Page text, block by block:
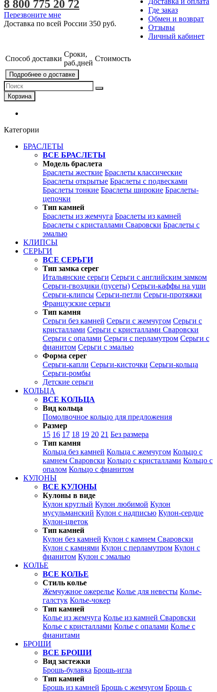
Где заказ
Обмен и возврат
Отзывы
Личный кабинет
8 800 775 20 72
Перезвоните мне
Доставка по всей России 350 руб.
Способ доставки
Сроки,
раб.дней
Стоимость
Подробнее о доставке
Корзина
Категории
БРАСЛЕТЫ
ВСЕ БРАСЛЕТЫ
Модель браслета
Браслеты жесткие Браслеты классические
Браслеты открытые Браслеты с подвесками
Браслеты тонкие Браслеты широкие Браслеты-
цепочки
Тип камней
Браслеты из жемчуга Браслеты из камней
Браслеты с кристаллами Сваровски Браслеты с
эмалью
КЛИПСЫ
СЕРЬГИ
ВСЕ СЕРЬГИ
Тип замка серег
Итальянские серьги Серьги с английским замком
Серьги-гвоздики (пусеты) Серьги-каффы на уши
Серьги-клипсы Серьги-петли Серьги-протяжки
Французские серьги
Тип камня
Серьги без камней Серьги с жемчугом Серьги с
кристаллами Серьги с кристаллами Сваровски
Серьги с опалами Серьги с перламутром Серьги с
фианитом Серьги с эмалью
Форма серег
Серьги-капли Серьги-кисточки Серьги-кольца
Серьги-ромбы
Детские серьги
КОЛЬЦА
ВСЕ КОЛЬЦА
Вид кольца
Помолвочное кольцо для предложения
Размер
15 16 17 18 19 20 21 Без размера
Тип камня
Кольца без камней Кольца с жемчугом Кольцо с
камнем Сваровски Кольцо с кристаллами Кольцо с
опалом Кольцо с фианитом
КУЛОНЫ
ВСЕ КУЛОНЫ
Кулоны в виде
Кулон круглый Кулон любимой Кулон
мусульманский Кулон с надписью Кулон-сердце
Кулон-цветок
Тип камней
Кулон без камней Кулон с камнем Сваровски
Кулон с камнями Кулон с перламутром Кулон с
фианитом Кулон с эмалью
КОЛЬЕ
ВСЕ КОЛЬЕ
Стиль колье
Жемчужное ожерелье Колье для невесты Колье-
галстук Колье-чокер
Тип камней
Колье из жемчуга Колье из камней Сваровски
Колье с кристаллами Колье с опалами Колье с
фианитами
БРОШИ
ВСЕ БРОШИ
Вид застежки
Брошь-булавка Брошь-игла
Тип камней
Брошь из камней Брошь с жемчугом Брошь с